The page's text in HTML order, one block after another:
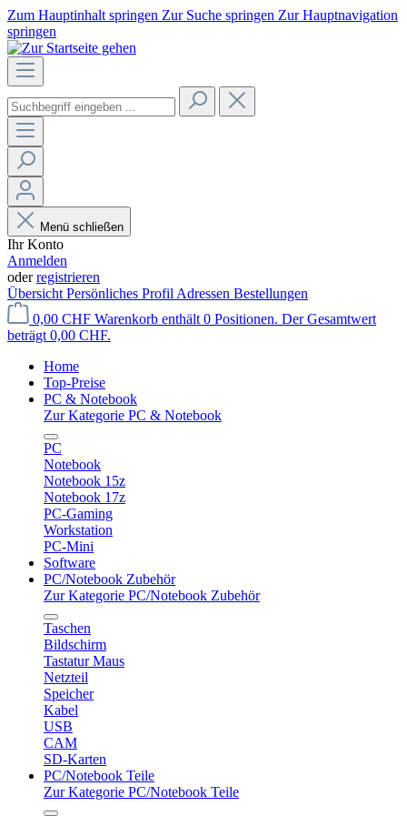
Zum Hauptinhalt springen Zur Suche springen Zur Hauptnavigation
springen
Menü schließen
Ihr Konto
Anmelden
oderregistrieren
Übersicht Persönliches Profil Adressen Bestellungen
0,00 CHF Warenkorb enthält 0 Positionen. Der Gesamtwert
beträgt 0,00 CHF.
Home
Top-Preise
PC & Notebook
Zur Kategorie PC & Notebook
PC
Notebook
Notebook 15z
Notebook 17z
PC-Gaming
Workstation
PC-Mini
Software
PC/Notebook Zubehör
Zur Kategorie PC/Notebook Zubehör
Taschen
Bildschirm
Tastatur Maus
Netzteil
Speicher
Kabel
USB
CAM
SD-Karten
PC/Notebook Teile
Zur Kategorie PC/Notebook Teile